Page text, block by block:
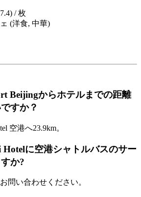
/ 枚
(洋食, 中華)
Beijingからホテルまでの距離
すか？
空港へ23.9km。
に空港シャトルバスのサー
か?
問い合わせください。